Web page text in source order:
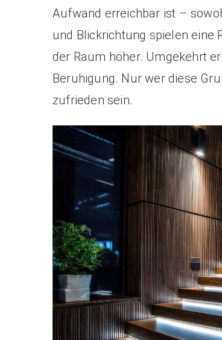
Aufwand erreichbar ist –
und Blickrichtung spielen eine
der Raum höher. Umgekehrt
Beruhigung. Nur wer diese
zufrieden sein.